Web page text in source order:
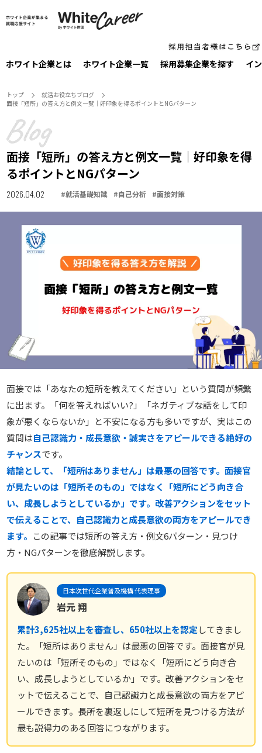
ホワイト企業とは ホワイト企業一覧 採⽤募集企業を探す イ
トップ
就活お役⽴ちブログ
面接「短所」の答え方と例文一覧｜好印象を得るポイントとNGパターン
面接「短所」の答え方と例文一覧｜好印象を得
るポイントとNGパターン
2026.04.02 #就活基礎知識 #自己分析 #面接対策
面接では「あなたの短所を教えてください」という質問が頻繁
に出ます。「何を答えればいい?」「ネガティブな話をして印
象が悪くならないか」と不安になる方も多いですが、実はこの
質問は自己認識力・成長意欲・誠実さをアピールできる絶好の
チャンスです。
結論として、「短所はありません」は最悪の回答です。面接官
が見たいのは「短所そのもの」ではなく「短所にどう向き合
い、成長しようとしているか」です。改善アクションをセット
で伝えることで、自己認識力と成長意欲の両方をアピールでき
ます。 この記事では短所の答え方・例文6パターン・見つけ
方・NGパターンを徹底解説します。
日本次世代企業普及機構 代表理事
岩元 翔
累計3,625社以上を審査し、650社以上を認定してきまし
た。「短所はありません」は最悪の回答です。面接官が見
たいのは「短所そのもの」ではなく「短所にどう向き合
い、成長しようとしているか」です。改善アクションをセ
ットで伝えることで、自己認識力と成長意欲の両方をアピ
ールできます。長所を裏返しにして短所を見つける方法が
最も説得力のある回答につながります。